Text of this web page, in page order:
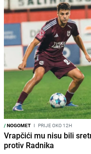
/NOGOMET I PRIJE OKO 12H
Vrapčići mu nisu bili
protiv Radnika